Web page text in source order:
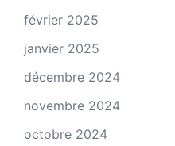
février 2025
janvier 2025
décembre 2024
novembre 2024
octobre 2024